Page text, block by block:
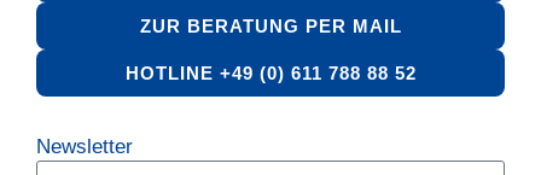
ZUR BERATUNG PER MAIL
HOTLINE +49 (0) 611 788 88 52
Newsletter